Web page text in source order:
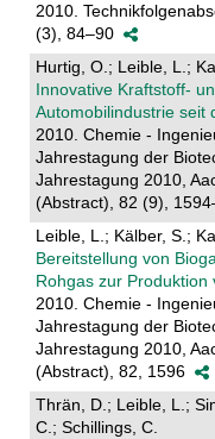
2010.
(3), 84–90
Hurtig, O.; Leible, L.;
Innovative Kraftstoff-
Automobilindustrie seit
2010. Chemie -
Jahrestagung der
Jahrestagung 2010,
(Abstract), 82 (9),
Leible, L.; Kälber, S.;
Bereitstellung von
Rohgas zur Produktion
2010. Chemie -
Jahrestagung der
Jahrestagung 2010,
(Abstract), 82, 1596
Thrän, D.; Leible, L.;
C.; Schillings, C.